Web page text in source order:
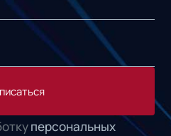
персональных